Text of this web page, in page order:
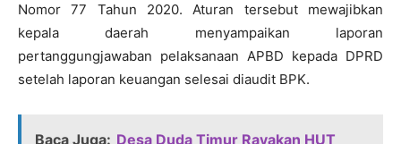
Nomor 77 Tahun 2020. Aturan tersebut mewajibkan
kepala daerah menyampaikan laporan
pertanggungjawaban pelaksanaan APBD kepada DPRD
setelah laporan keuangan selesai diaudit BPK.
Baca Juga: Desa Duda Timur Rayakan HUT